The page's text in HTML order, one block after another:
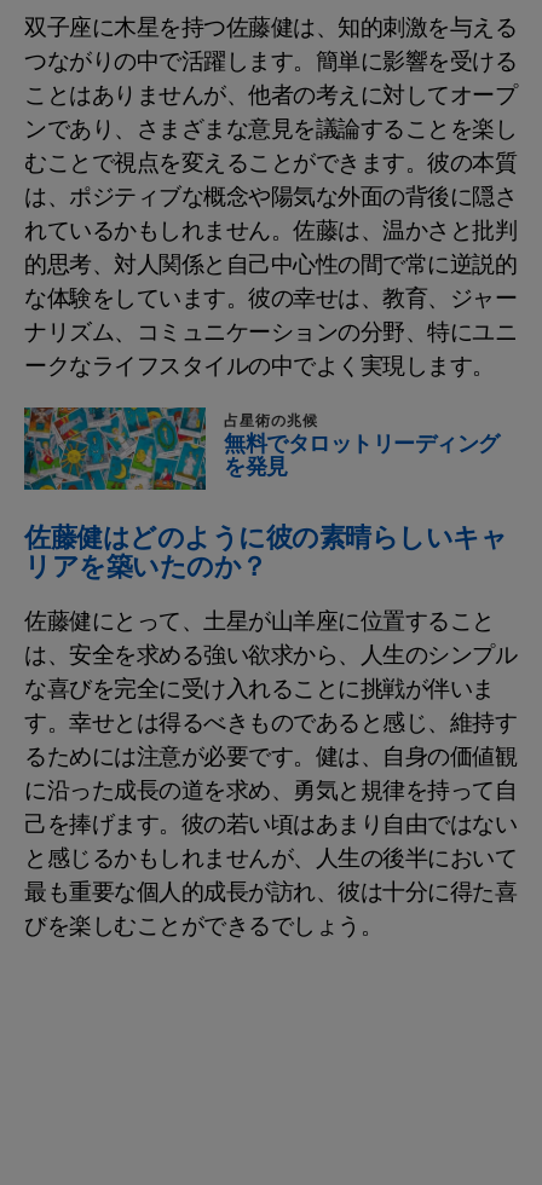
双子座に木星を持つ佐藤健は、知的刺激を与える
つながりの中で活躍します。簡単に影響を受ける
ことはありませんが、他者の考えに対してオープ
ンであり、さまざまな意見を議論することを楽し
むことで視点を変えることができます。彼の本質
は、ポジティブな概念や陽気な外面の背後に隠さ
れているかもしれません。佐藤は、温かさと批判
的思考、対人関係と自己中心性の間で常に逆説的
な体験をしています。彼の幸せは、教育、ジャー
ナリズム、コミュニケーションの分野、特にユニ
ークなライフスタイルの中でよく実現します。
占星術の兆候
無料でタロットリーディング
を発見
佐藤健はどのように彼の素晴らしいキャ
リアを築いたのか？
佐藤健にとって、土星が山羊座に位置すること
は、安全を求める強い欲求から、人生のシンプル
な喜びを完全に受け入れることに挑戦が伴いま
す。幸せとは得るべきものであると感じ、維持す
るためには注意が必要です。健は、自身の価値観
に沿った成長の道を求め、勇気と規律を持って自
己を捧げます。彼の若い頃はあまり自由ではない
と感じるかもしれませんが、人生の後半において
最も重要な個人的成長が訪れ、彼は十分に得た喜
びを楽しむことができるでしょう。